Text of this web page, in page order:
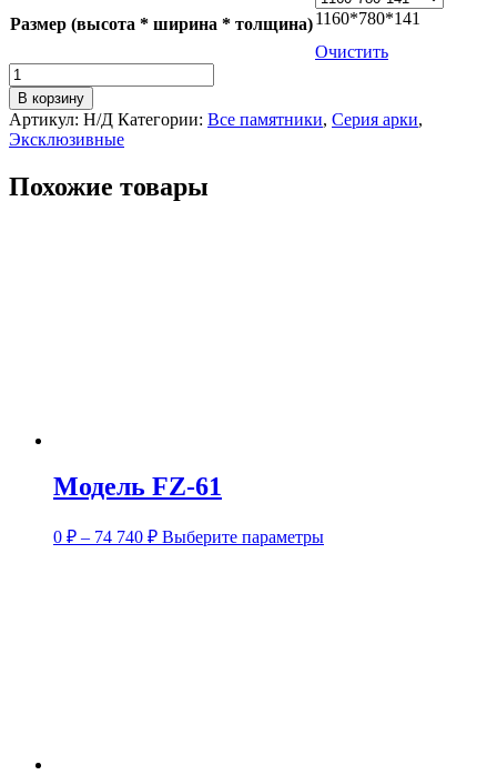
Размер (высота * ширина * толщина)1160*780*141
Очистить
Количество
товара
Модель
Ark-
3
В корзину
Артикул: Н/Д Категории: Все памятники, Серия арки,
Эксклюзивные
Похожие товары
Модель FZ-61
0 ₽ – 74 740 ₽ Выберите параметры